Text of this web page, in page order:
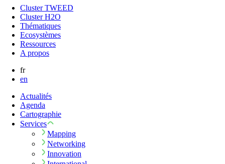
Cluster TWEED
Cluster H2O
Thématiques
Ecosystèmes
Ressources
A propos
fr
en
Actualités
Agenda
Cartographie
Services
Mapping
Networking
Innovation